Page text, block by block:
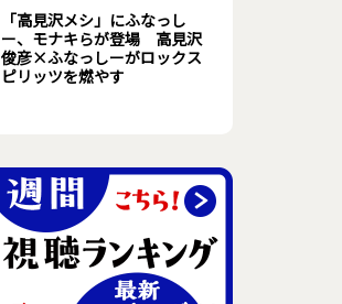
「高見沢メシ」にふなっし
ー、モナキらが登場 高見沢
俊彦×ふなっしーがロックス
ピリッツを燃やす